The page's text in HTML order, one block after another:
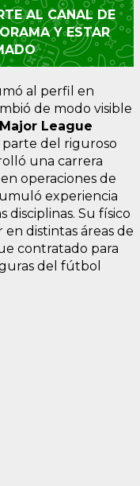
AL CANAL DE
Y ESTAR
al perfil en
de modo visible
Major League
parte del riguroso
una carrera
operaciones de
experiencia
disciplinas. Su físico
distintas áreas de
contratado para
del fútbol